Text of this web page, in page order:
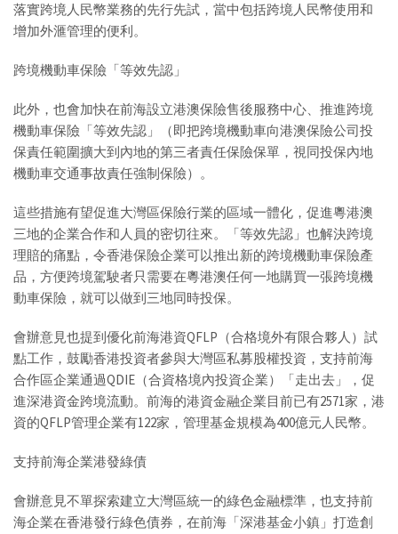
落實跨境人民幣業務的先行先試，當中包括跨境人民幣使用和
增加外滙管理的便利。
跨境機動車保險「等效先認」
此外，也會加快在前海設立港澳保險售後服務中心、推進跨境
機動車保險「等效先認」（即把跨境機動車向港澳保險公司投
保責任範圍擴大到內地的第三者責任保險保單，視同投保內地
機動車交通事故責任強制保險）。
這些措施有望促進大灣區保險行業的區域一體化，促進粵港澳
三地的企業合作和人員的密切往來。「等效先認」也解決跨境
理賠的痛點，令香港保險企業可以推出新的跨境機動車保險產
品，方便跨境駕駛者只需要在粵港澳任何一地購買一張跨境機
動車保險，就可以做到三地同時投保。
會辦意見也提到優化前海港資QFLP（合格境外有限合夥人）試
點工作，鼓勵香港投資者參與大灣區私募股權投資，支持前海
合作區企業通過QDIE（合資格境內投資企業）「走出去」，促
進深港資金跨境流動。前海的港資金融企業目前已有2571家，港
資的QFLP管理企業有122家，管理基金規模為400億元人民幣。
支持前海企業港發綠債
會辦意見不單探索建立大灣區統一的綠色金融標準，也支持前
海企業在香港發行綠色債券，在前海「深港基金小鎮」打造創